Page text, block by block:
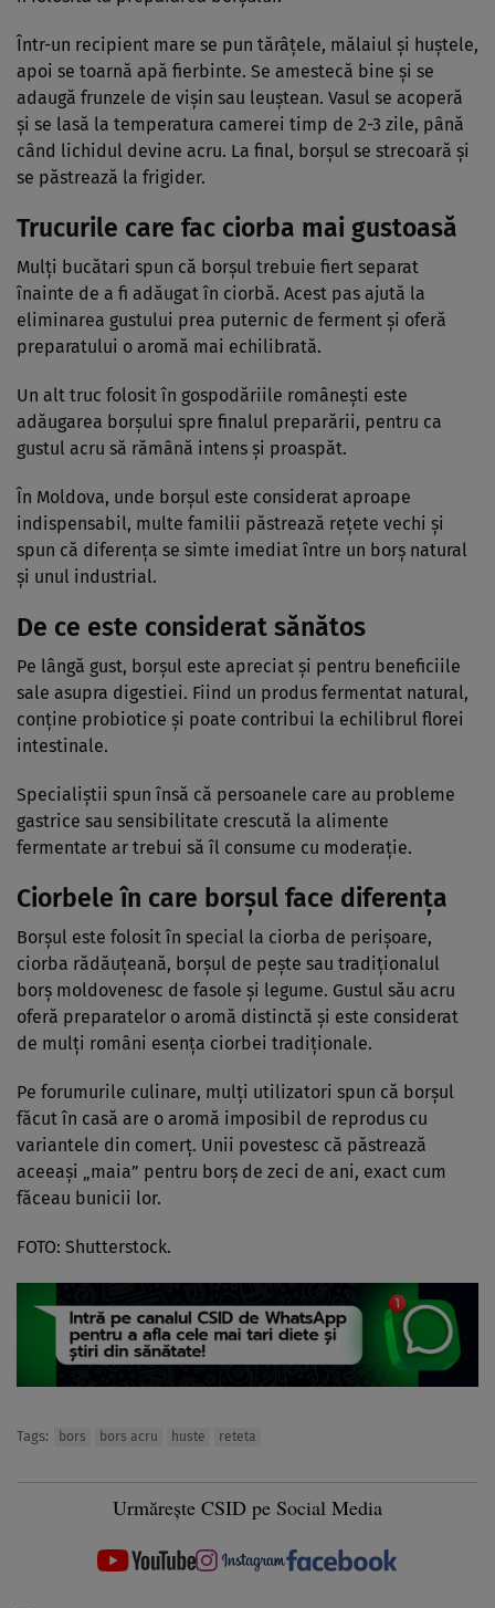
Într-un recipient mare se pun tărâțele, mălaiul și huștele,
apoi se toarnă apă fierbinte. Se amestecă bine și se
adaugă frunzele de vișin sau leuștean. Vasul se acoperă
și se lasă la temperatura camerei timp de 2-3 zile, până
când lichidul devine acru. La final, borșul se strecoară și
se păstrează la frigider.
Trucurile care fac ciorba mai gustoasă
Mulți bucătari spun că borșul trebuie fiert separat
înainte de a fi adăugat în ciorbă. Acest pas ajută la
eliminarea gustului prea puternic de ferment și oferă
preparatului o aromă mai echilibrată.
Un alt truc folosit în gospodăriile românești este
adăugarea borșului spre finalul preparării, pentru ca
gustul acru să rămână intens și proaspăt.
În Moldova, unde borșul este considerat aproape
indispensabil, multe familii păstrează rețete vechi și
spun că diferența se simte imediat între un borș natural
și unul industrial.
De ce este considerat sănătos
Pe lângă gust, borșul este apreciat și pentru beneficiile
sale asupra digestiei. Fiind un produs fermentat natural,
conține probiotice și poate contribui la echilibrul florei
intestinale.
Specialiștii spun însă că persoanele care au probleme
gastrice sau sensibilitate crescută la alimente
fermentate ar trebui să îl consume cu moderație.
Ciorbele în care borșul face diferența
Borșul este folosit în special la ciorba de perișoare,
ciorba rădăuțeană, borșul de pește sau tradiționalul
borș moldovenesc de fasole și legume. Gustul său acru
oferă preparatelor o aromă distinctă și este considerat
de mulți români esența ciorbei tradiționale.
Pe forumurile culinare, mulți utilizatori spun că borșul
făcut în casă are o aromă imposibil de reprodus cu
variantele din comerț. Unii povestesc că păstrează
aceeași „maia” pentru borș de zeci de ani, exact cum
făceau bunicii lor.
FOTO: Shutterstock.
Tags: bors bors acru huste reteta
Urmărește CSID pe Social Media